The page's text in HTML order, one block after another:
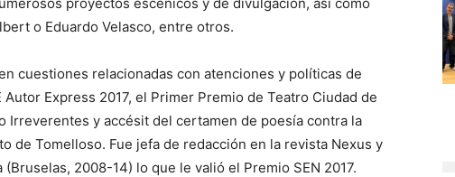
o Eduardo Velasco, entre otros.
cuestiones relacionadas con atenciones y políticas de
Express 2017, el Primer Premio de Teatro Ciudad de
Irreverentes y accésit del certamen de poesía contra la
de Tomelloso. Fue jefa de redacción en la revista Nexus y
2008-14) lo que le valió el Premio SEN 2017.